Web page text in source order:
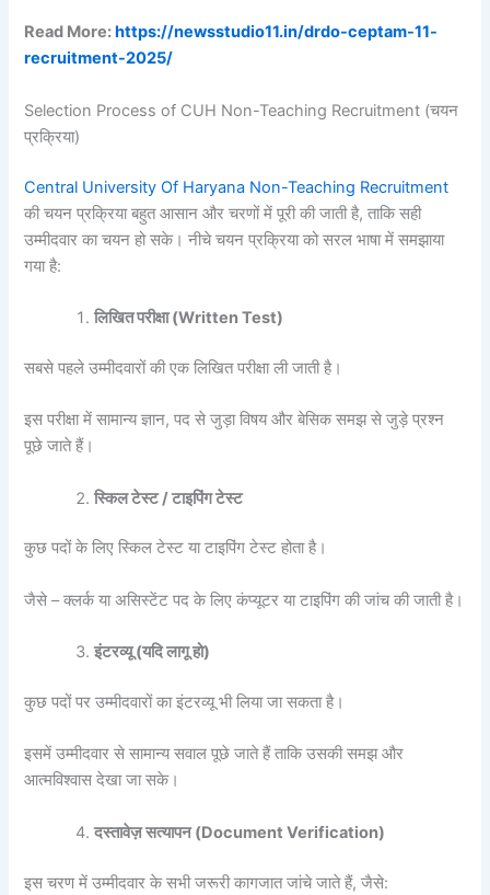
Read More: https://newsstudio11.in/drdo-ceptam-11-
recruitment-2025/
Selection Process of CUH Non-Teaching Recruitment (चयन
प्रक्रिया)
Central University Of Haryana Non-Teaching Recruitment
की चयन प्रक्रिया बहुत आसान और चरणों में पूरी की जाती है, ताकि सही
उम्मीदवार का चयन हो सके। नीचे चयन प्रक्रिया को सरल भाषा में समझाया
गया है:
लिखित परीक्षा (Written Test)
सबसे पहले उम्मीदवारों की एक लिखित परीक्षा ली जाती है।
इस परीक्षा में सामान्य ज्ञान, पद से जुड़ा विषय और बेसिक समझ से जुड़े प्रश्न
पूछे जाते हैं।
स्किल टेस्ट / टाइपिंग टेस्ट
कुछ पदों के लिए स्किल टेस्ट या टाइपिंग टेस्ट होता है।
जैसे – क्लर्क या असिस्टेंट पद के लिए कंप्यूटर या टाइपिंग की जांच की जाती है।
इंटरव्यू (यदि लागू हो)
कुछ पदों पर उम्मीदवारों का इंटरव्यू भी लिया जा सकता है।
इसमें उम्मीदवार से सामान्य सवाल पूछे जाते हैं ताकि उसकी समझ और
आत्मविश्वास देखा जा सके।
दस्तावेज़ सत्यापन (Document Verification)
इस चरण में उम्मीदवार के सभी जरूरी कागजात जांचे जाते हैं, जैसे: